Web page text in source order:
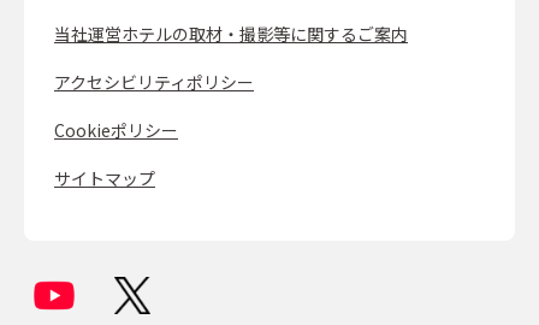
当社運営ホテルの取材・撮影等に関するご案内
アクセシビリティポリシー
Cookieポリシー
サイトマップ